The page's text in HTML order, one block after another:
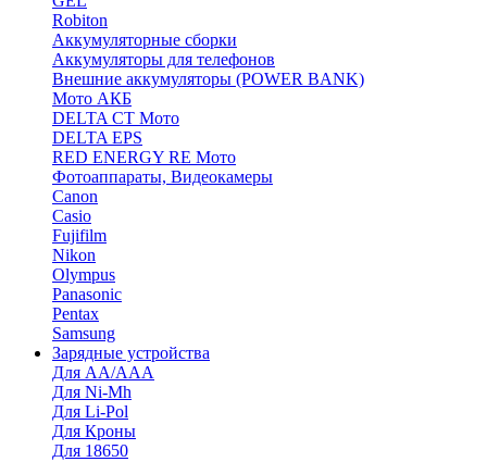
Robiton
Аккумуляторные сборки
Аккумуляторы для телефонов
Внешние аккумуляторы (POWER BANK)
Мото АКБ
DELTA CT Мото
DELTA EPS
RED ENERGY RE Мото
Фотоаппараты, Видеокамеры
Canon
Casio
Fujifilm
Nikon
Olympus
Panasonic
Pentax
Samsung
Зарядные устройства
Для AA/AAA
Для Ni-Mh
Для Li-Pol
Для Кроны
Для 18650